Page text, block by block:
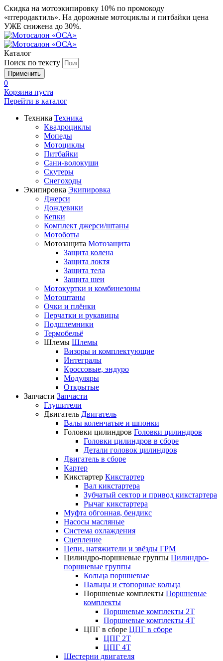
Скидка на мотоэкипировку 10% по промокоду
«птеродактиль». На дорожные мотоциклы и питбайки цена
УЖЕ снижена до 30%.
Каталог
Поиск по тексту
0
Корзина пуста
Перейти в каталог
Техника Техника
Квадроциклы
Мопеды
Мотоциклы
Питбайки
Сани-волокуши
Скутеры
Снегоходы
Экипировка Экипировка
Джерси
Дождевики
Кепки
Комплект джерси/штаны
Мотоботы
Мотозащита Мотозащита
Защита колена
Защита локтя
Защита тела
Защита шеи
Мотокуртки и комбинезоны
Мотоштаны
Очки и плёнки
Перчатки и рукавицы
Подшлемники
Термобельё
Шлемы Шлемы
Визоры и комплектующие
Интегралы
Кроссовые, эндуро
Модуляры
Открытые
Запчасти Запчасти
Глушители
Двигатель Двигатель
Валы коленчатые и шпонки
Головки цилиндров Головки цилиндров
Головки цилиндров в сборе
Детали головок цилиндров
Двигатель в сборе
Картер
Кикстартер Кикстартер
Вал кикстартера
Зубчатый сектор и привод кикстартера
Рычаг кикстартера
Муфта обгонная, бендикс
Насосы масляные
Система охлаждения
Сцепление
Цепи, натяжители и звёзды ГРМ
Цилиндро-поршневые группы Цилиндро-
поршневые группы
Кольца поршневые
Пальцы и стопорные кольца
Поршневые комплекты Поршневые
комплекты
Поршневые комплекты 2T
Поршневые комплекты 4T
ЦПГ в сборе ЦПГ в сборе
ЦПГ 2T
ЦПГ 4T
Шестерни двигателя